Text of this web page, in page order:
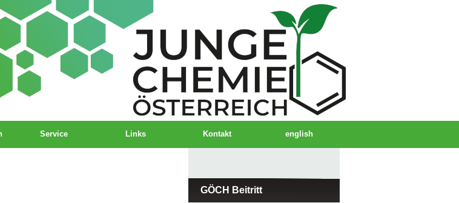
Service Links Kontakt english
GÖCH Beitritt